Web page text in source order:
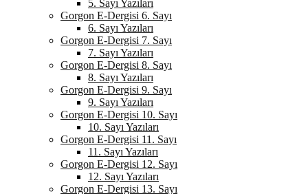
5. Sayı Yazıları
Gorgon E-Dergisi 6. Sayı
6. Sayı Yazıları
Gorgon E-Dergisi 7. Sayı
7. Sayı Yazıları
Gorgon E-Dergisi 8. Sayı
8. Sayı Yazıları
Gorgon E-Dergisi 9. Sayı
9. Sayı Yazıları
Gorgon E-Dergisi 10. Sayı
10. Sayı Yazıları
Gorgon E-Dergisi 11. Sayı
11. Sayı Yazıları
Gorgon E-Dergisi 12. Sayı
12. Sayı Yazıları
Gorgon E-Dergisi 13. Sayı